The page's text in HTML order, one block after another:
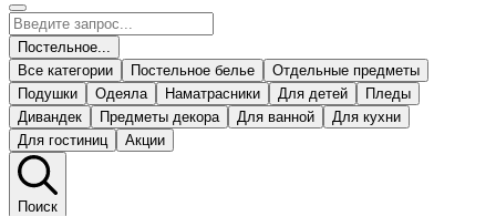
Постельное...
Все категории
Постельное белье
Отдельные предметы
Подушки
Одеяла Наматрасники Для детей
Пледы
Дивандек
Предметы декора Для ванной
Для кухни
Для гостиниц
Акции
Поиск